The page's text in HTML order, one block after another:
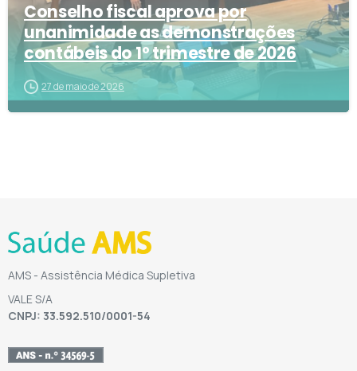
Conselho fiscal aprova por
unanimidade as demonstrações
contábeis do 1º trimestre de 2026
27 de maio de 2026
AMS - Assistência Médica Supletiva
VALE S/A
CNPJ: 33.592.510/0001-54